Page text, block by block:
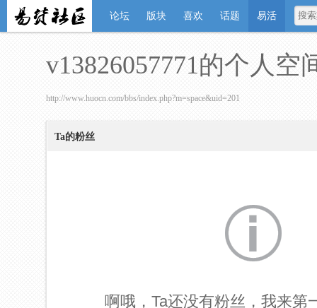
论坛 版块 喜欢 话题 易活
v13826057771的个人空
http://www.huocn.com/bbs/index.php?m=space&uid=201
Ta的粉丝
啊哦，Ta还没有粉丝，我来第